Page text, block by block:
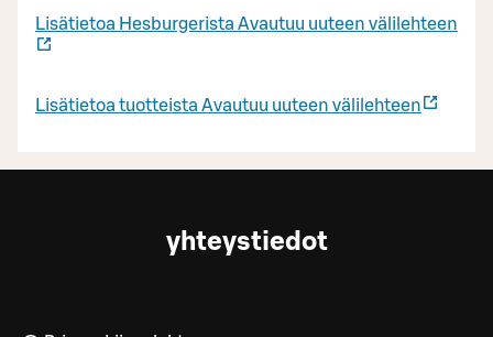
Lisätietoa Hesburgerista Avautuu uuteen välilehteen
Lisätietoa tuotteista Avautuu uuteen välilehteen
yhteystiedot